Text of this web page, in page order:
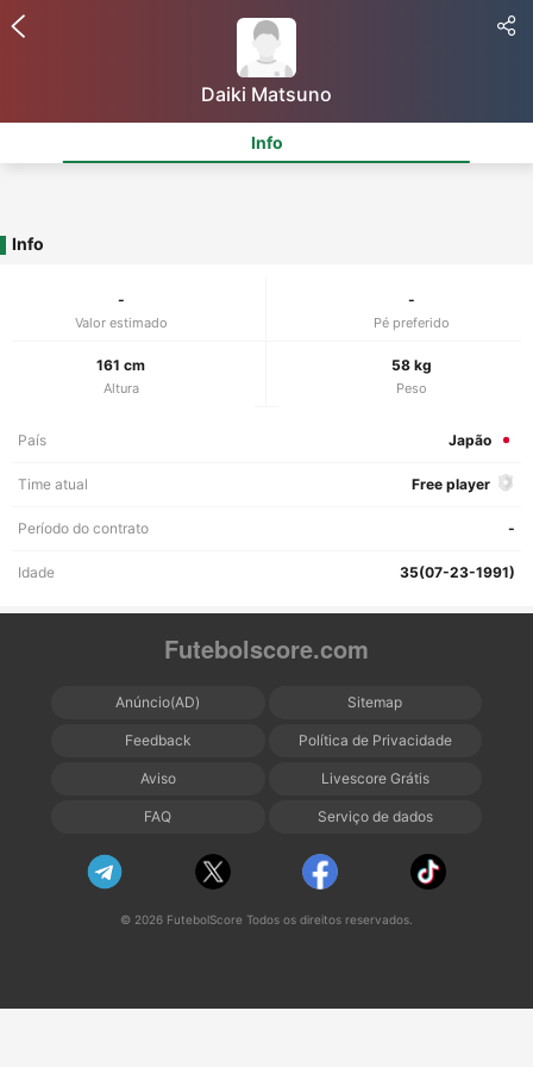
Daiki Matsuno
Info
Info
-
Valor estimado
-
Pé preferido
161 cm
Altura
58 kg
Peso
País Japão
Time atual Free player
Período do contrato -
Idade 35(07-23-1991)
Futebolscore.com
Anúncio(AD) Sitemap
Feedback Política de Privacidade
Aviso Livescore Grátis
FAQ Serviço de dados
© 2026 FutebolScore Todos os direitos reservados.